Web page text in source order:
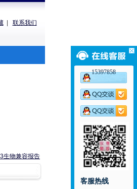
| 联系我们
生物兼容报告
15397858
客服热线